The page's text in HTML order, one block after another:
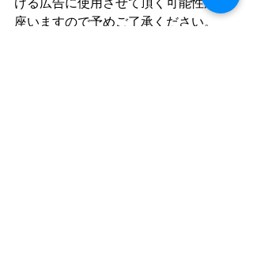
ける広告に使用させて頂く可能性が御
座いますので予めご了承ください。